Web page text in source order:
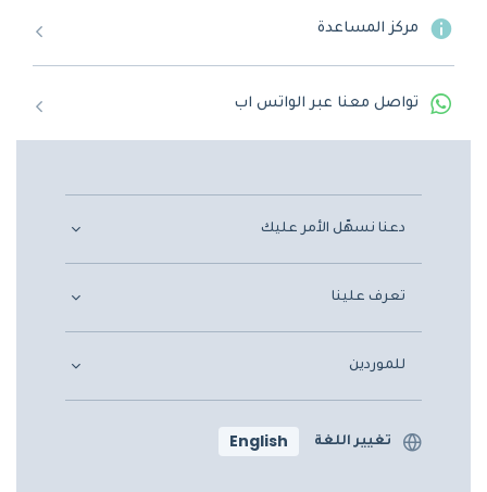
مركز المساعدة
تواصل معنا عبر الواتس اب
دعنا نسهّل الأمر عليك
تعرف علينا
للموردين
تغيير اللغة English